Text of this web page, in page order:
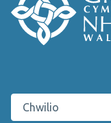
Chwilio gwefan